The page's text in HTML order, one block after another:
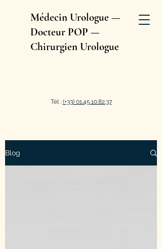
Médecin Urologue —
Docteur POP —
Chirurgien Urologue
Tél : (+33) 01.45.10.82.37
Blog